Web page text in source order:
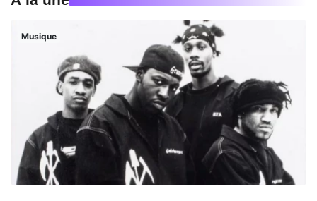
Musique